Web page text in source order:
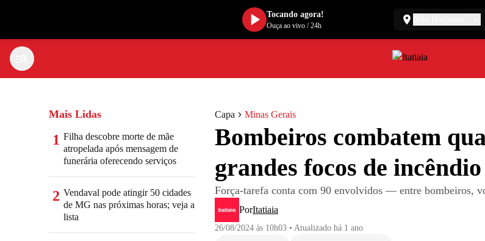
Capa Minas Gerais
Bombeiros combatem
grandes focos de
Força-tarefa conta com 90 envolvidos — entre bombeiros,
PorItatiaia
26/08/2024 às 10h03 • Atualizado há 1 ano
Mais Lidas
1 Filha descobre morte de mãe
atropelada após mensagem de
funerária oferecendo serviços
2 Vendaval pode atingir 50 cidades
de MG nas próximas horas; veja a
lista
Tocando agora!
Ouça ao vivo/24h